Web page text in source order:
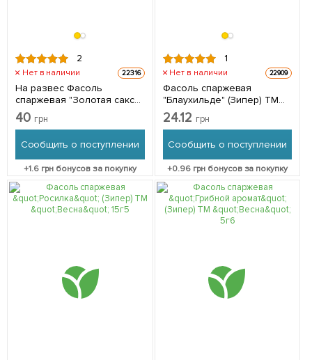
2
Нет в наличии 22316
На развес Фасоль
спаржевая "Золотая сакса"
ТМ "Весна" цена за 15г
40 грн
Сообщить о поступлении
+1.6 грн бонусов за покупку
1
Нет в наличии 22909
Фасоль спаржевая
"Блаухильде" (Зипер) ТМ
"Весна" 5г
24.12 грн
Сообщить о поступлении
+0.96грн бонусов за покупку